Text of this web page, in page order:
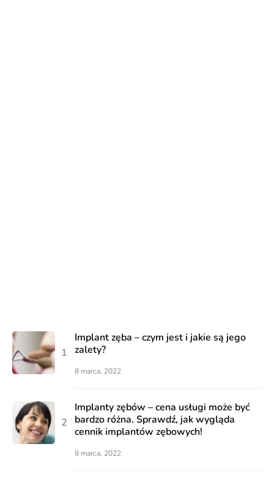
Implant zęba – czym jest i jakie są jego
zalety?
8 marca, 2022
Implanty zębów – cena usługi może być
bardzo różna. Sprawdź, jak wygląda
cennik implantów zębowych!
8 marca, 2022